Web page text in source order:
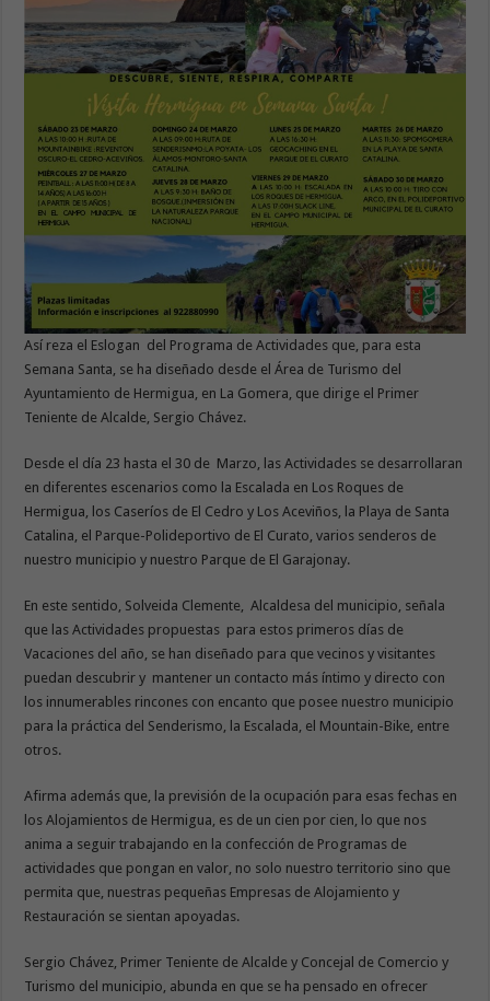
Así reza el Eslogan del Programa de Actividades que, para esta
Semana Santa, se ha diseñado desde el Área de Turismo del
Ayuntamiento de Hermigua, en La Gomera, que dirige el Primer
Teniente de Alcalde, Sergio Chávez.
Desde el día 23 hasta el 30 de Marzo, las Actividades se desarrollaran
en diferentes escenarios como la Escalada en Los Roques de
Hermigua, los Caseríos de El Cedro y Los Aceviños, la Playa de Santa
Catalina, el Parque-Polideportivo de El Curato, varios senderos de
nuestro municipio y nuestro Parque de El Garajonay.
En este sentido, Solveida Clemente, Alcaldesa del municipio, señala
que las Actividades propuestas para estos primeros días de
Vacaciones del año, se han diseñado para que vecinos y visitantes
puedan descubrir y mantener un contacto más íntimo y directo con
los innumerables rincones con encanto que posee nuestro municipio
para la práctica del Senderismo, la Escalada, el Mountain-Bike, entre
otros.
Afirma además que, la previsión de la ocupación para esas fechas en
los Alojamientos de Hermigua, es de un cien por cien, lo que nos
anima a seguir trabajando en la confección de Programas de
actividades que pongan en valor, no solo nuestro territorio sino que
permita que, nuestras pequeñas Empresas de Alojamiento y
Restauración se sientan apoyadas.
Sergio Chávez, Primer Teniente de Alcalde y Concejal de Comercio y
Turismo del municipio, abunda en que se ha pensado en ofrecer